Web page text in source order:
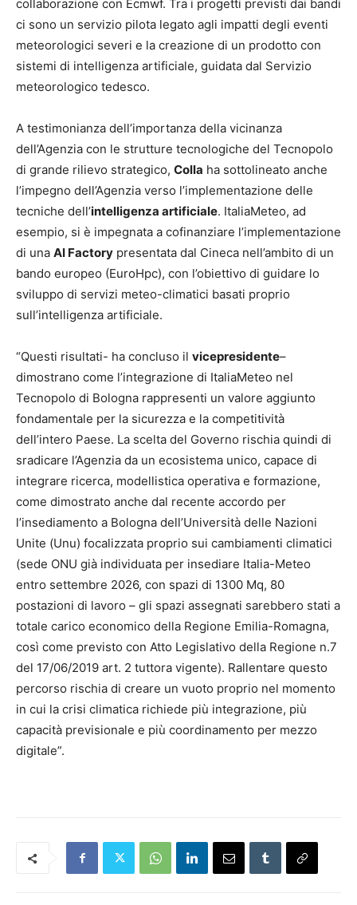
collaborazione con Ecmwf. Tra i progetti previsti dai bandi
ci sono un servizio pilota legato agli impatti degli eventi
meteorologici severi e la creazione di un prodotto con
sistemi di intelligenza artificiale, guidata dal Servizio
meteorologico tedesco.
A testimonianza dell’importanza della vicinanza
dell’Agenzia con le strutture tecnologiche del Tecnopolo
di grande rilievo strategico, Colla ha sottolineato anche
l’impegno dell’Agenzia verso l’implementazione delle
tecniche dell’intelligenza artificiale. ItaliaMeteo, ad
esempio, si è impegnata a cofinanziare l’implementazione
di una AI Factory presentata dal Cineca nell’ambito di un
bando europeo (EuroHpc), con l’obiettivo di guidare lo
sviluppo di servizi meteo-climatici basati proprio
sull’intelligenza artificiale.
“Questi risultati- ha concluso il vicepresidente–
dimostrano come l’integrazione di ItaliaMeteo nel
Tecnopolo di Bologna rappresenti un valore aggiunto
fondamentale per la sicurezza e la competitività
dell’intero Paese. La scelta del Governo rischia quindi di
sradicare l’Agenzia da un ecosistema unico, capace di
integrare ricerca, modellistica operativa e formazione,
come dimostrato anche dal recente accordo per
l’insediamento a Bologna dell’Università delle Nazioni
Unite (Unu) focalizzata proprio sui cambiamenti climatici
(sede ONU già individuata per insediare Italia-Meteo
entro settembre 2026, con spazi di 1300 Mq, 80
postazioni di lavoro – gli spazi assegnati sarebbero stati a
totale carico economico della Regione Emilia-Romagna,
così come previsto con Atto Legislativo della Regione n.7
del 17/06/2019 art. 2 tuttora vigente). Rallentare questo
percorso rischia di creare un vuoto proprio nel momento
in cui la crisi climatica richiede più integrazione, più
capacità previsionale e più coordinamento per mezzo
digitale”.